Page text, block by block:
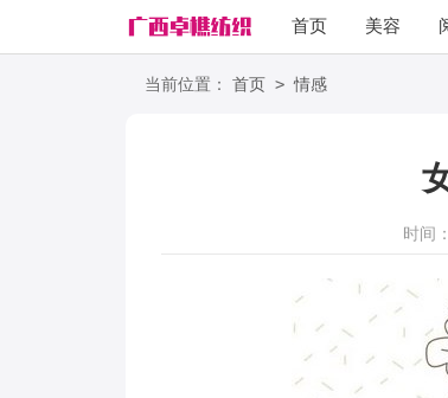
首页 美容
励志
当前位置： 首页 > 情感
时间